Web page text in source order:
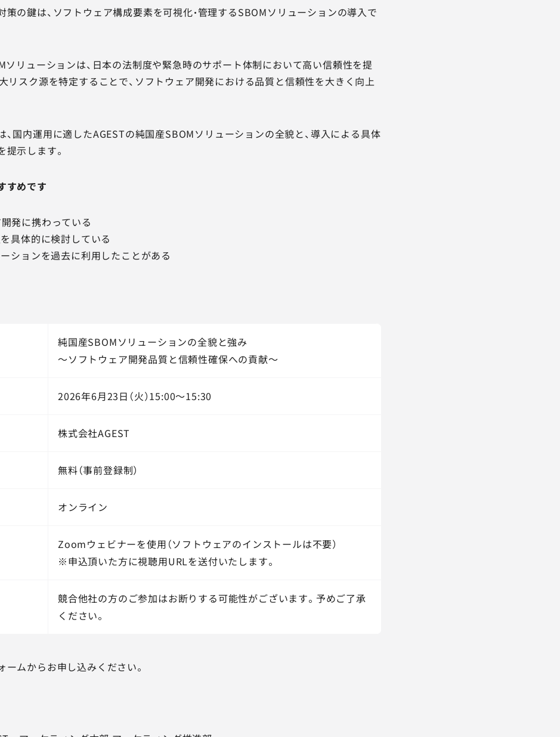
策の鍵は、ソフトウェア構成要素を可視化・管理するSBOMソリューションの導入で
ソリューションは、日本の法制度や緊急時のサポート体制において高い信頼性を提
リスク源を特定することで、ソフトウェア開発における品質と信頼性を大きく向上
、国内運用に適したAGESTの純国産SBOMソリューションの全貌と、導入による具体
提示します。
すめです
開発に携わっている
を具体的に検討している
ーションを過去に利用したことがある
純国産SBOMソリューションの全貌と強み
～ソフトウェア開発品質と信頼性確保への貢献～
2026年6月23日（火）15:00～15:30
株式会社AGEST
無料（事前登録制）
オンライン
Zoomウェビナーを使用（ソフトウェアのインストールは不要）
※申込頂いた方に視聴用URLを送付いたします。
競合他社の方のご参加はお断りする可能性がございます。予めご了承
ください。
ームからお申し込みください。